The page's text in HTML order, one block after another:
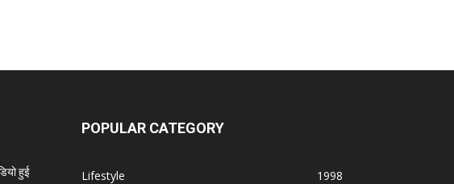
हुई
POPULAR CATEGORY
Lifestyle
1998